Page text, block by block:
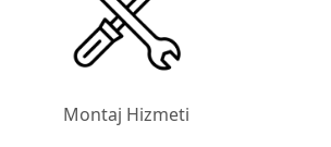
Montaj Hizmeti